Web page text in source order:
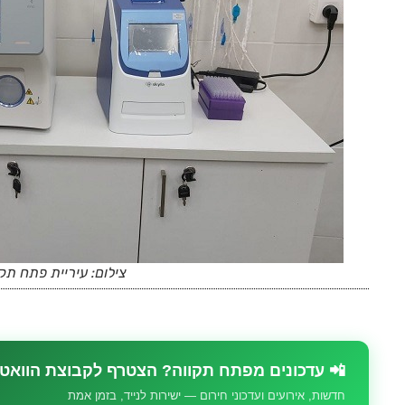
צילום: עיריית פתח
📲 עדכונים מפתח תקווה? הצטרף לקבוצת
חדשות, אירועים ועדכוני חירום — ישירות לנייד, בזמן אמת